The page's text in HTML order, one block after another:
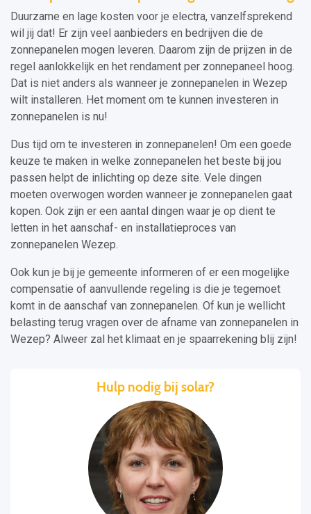
Duurzame en lage kosten voor je electra, vanzelfsprekend
wil jij dat! Er zijn veel aanbieders en bedrijven die de
zonnepanelen mogen leveren. Daarom zijn de prijzen in de
regel aanlokkelijk en het rendament per zonnepaneel hoog.
Dat is niet anders als wanneer je zonnepanelen in Wezep
wilt installeren. Het moment om te kunnen investeren in
zonnepanelen is nu!
Dus tijd om te investeren in zonnepanelen! Om een goede
keuze te maken in welke zonnepanelen het beste bij jou
passen helpt de inlichting op deze site. Vele dingen
moeten overwogen worden wanneer je zonnepanelen gaat
kopen. Ook zijn er een aantal dingen waar je op dient te
letten in het aanschaf- en installatieproces van
zonnepanelen Wezep.
Ook kun je bij je gemeente informeren of er een mogelijke
compensatie of aanvullende regeling is die je tegemoet
komt in de aanschaf van zonnepanelen. Of kun je wellicht
belasting terug vragen over de afname van zonnepanelen in
Wezep? Alweer zal het klimaat en je spaarrekening blij zijn!
Hulp nodig bij solar?